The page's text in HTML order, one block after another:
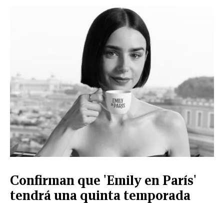
Confirman que 'Emily en París'
tendrá una quinta temporada